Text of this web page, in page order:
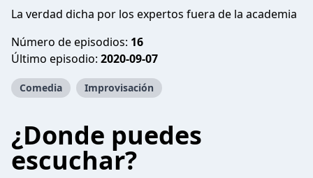
La verdad dicha por los expertos fuera de la academia
Número de episodios: 16
Último episodio: 2020-09-07
Comedia Improvisación
¿Donde puedes
escuchar?